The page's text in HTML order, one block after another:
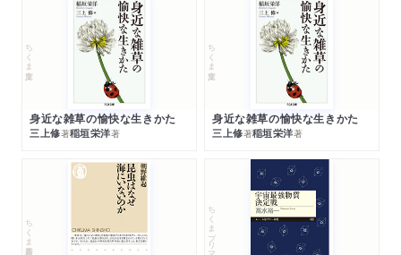
ちくま文庫
身近な雑草の愉快な生きかた
三上修著稲垣栄洋著
ちくま文庫
身近な雑草の愉快な生きかた
三上修著稲垣栄洋著
ちくま新書 ちくまプリマー新書